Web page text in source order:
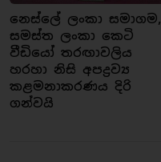
නෙස්ලේ ලංකා සමාගම,
සමස්ත ලංකා කෙටි
වීඩියෝ තරඟාවලිය
හරහා නිසි අපද්‍රව්‍ය
කළමනාකරණය දිරි
ගන්වයි